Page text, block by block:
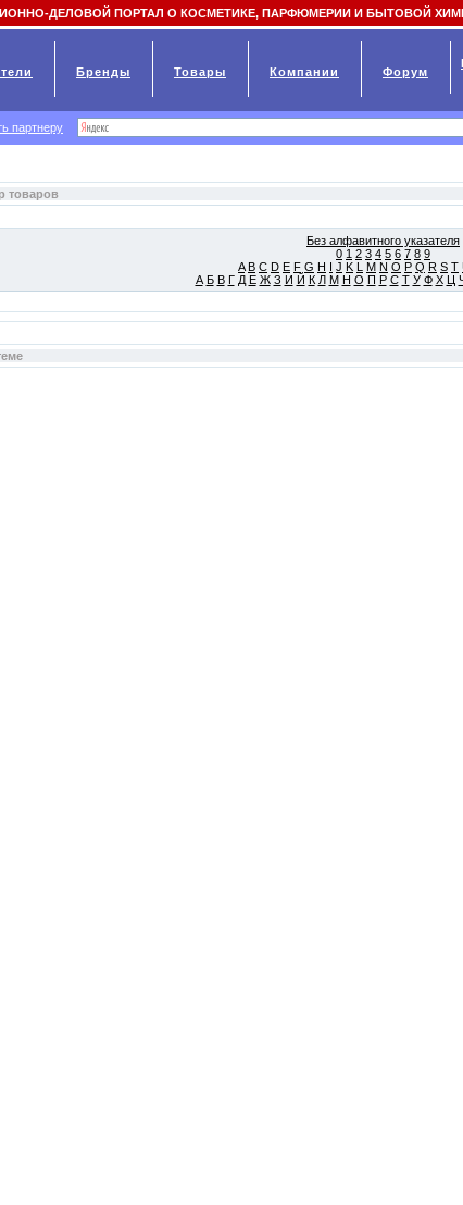
товаров
Без алфавитного указателя
0 1 2 3 4 5 6 7 8 9
A B C D E F G H I J K L M N O P Q R S T
А Б В Г Д Е Ж З И Й К Л М Н О П Р С Т У Ф Х Ц
ДЕЛОВОЙ ПОРТАЛ О КОСМЕТИКЕ, ПАРФЮМЕРИИ И БЫТОВОЙ
Бренды Товары Компании Форум
партнеру